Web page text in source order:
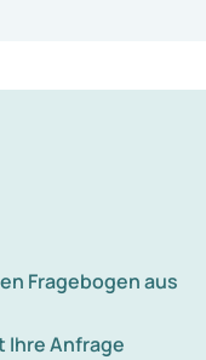
Fragebogen aus
Ihre Anfrage